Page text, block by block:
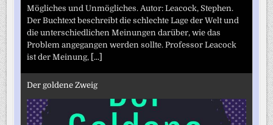
Mögliches und Unmögliches. Autor: Leacock, Stephen.
Der Buchtext beschreibt die schlechte Lage der Welt und
die unterschiedlichen Meinungen darüber, wie das
Problem angegangen werden sollte. Professor Leacock
ist der Meinung, [...]
Der goldene Zweig